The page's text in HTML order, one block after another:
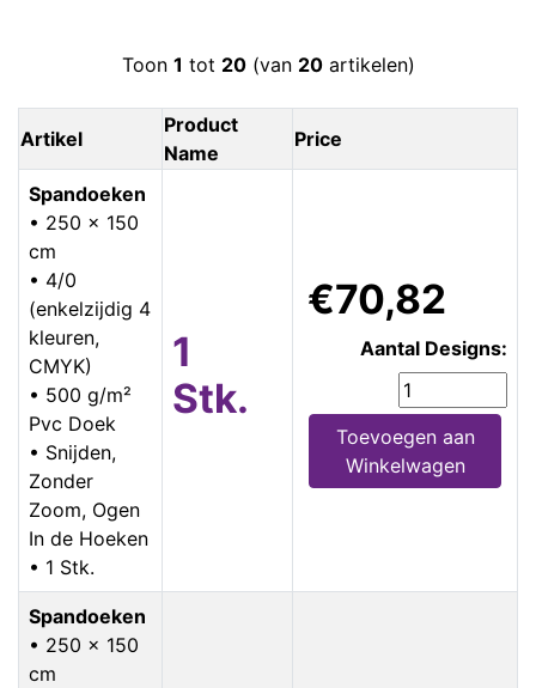
Toon 1 tot 20(van 20artikelen)
Artikel
Product
Name
Price
Spandoeken
• 250 x 150
cm
• 4/0
(enkelzijdig 4
kleuren,
CMYK)
• 500 g/m²
Pvc Doek
• Snijden,
Zonder
Zoom, Ogen
In de Hoeken
• 1 Stk.
1
Stk.
€70,82
Aantal Designs:
Toevoegen aan
Winkelwagen
Spandoeken
• 250 x 150
cm